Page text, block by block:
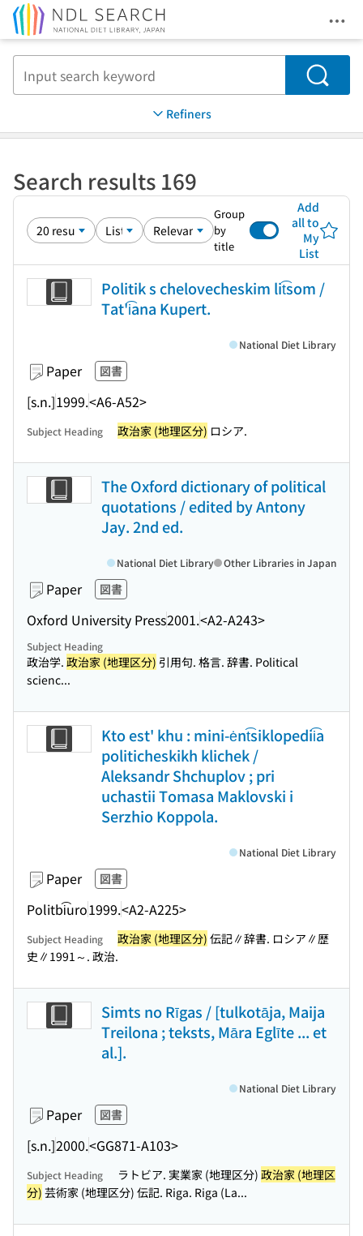
Search
Refiners
Search results 169
Group
by
title
Add
all to
My
List
Politik s chelovecheskim lit͡som /
Tat'i͡ana Kupert.
Paper 図書
[s.n.]1999.<A6-A52>
National Diet Library
Subject Heading 政治家 (地理区分) ロシア.
The Oxford dictionary of political
quotations / edited by Antony
Jay. 2nd ed.
Paper 図書
Oxford University Press2001.<A2-A243>
National Diet Library Other Libraries in Japan
Subject Heading
政治学. 政治家 (地理区分) 引用句. 格言. 辞書. Political
scienc...
Kto est' khu : mini-ėnt͡siklopedii͡a
politicheskikh klichek /
Aleksandr Shchuplov ; pri
uchastii Tomasa Maklovski i
Serzhio Koppola.
Paper 図書
Politbi͡uro1999.<A2-A225>
National Diet Library
Subject Heading 政治家 (地理区分) 伝記∥辞書. ロシア∥歴
史∥1991～. 政治.
Simts no Rīgas / [tulkotāja, Maija
Treilona ; teksts, Māra Eglīte ... et
al.].
Paper 図書
[s.n.]2000.<GG871-A103>
National Diet Library
Subject Heading ラトビア. 実業家 (地理区分) 政治家 (地理区
分) 芸術家 (地理区分) 伝記. Riga. Riga (La...